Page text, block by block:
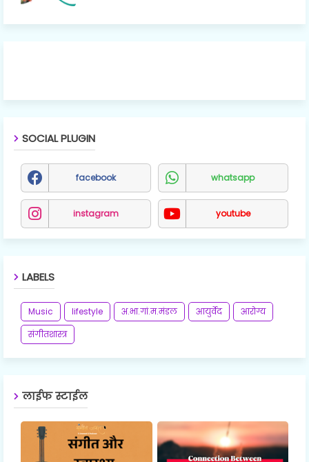
SOCIAL PLUGIN
facebook whatsapp
instagram youtube
LABELS
Music lifestyle अ.भा.गां.म.मंडल आयुर्वेद
आरोग्य
संगीतशास्त्र
लाईफ स्टाईल